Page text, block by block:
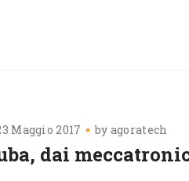
Maggio 2017 by agoratech
dai